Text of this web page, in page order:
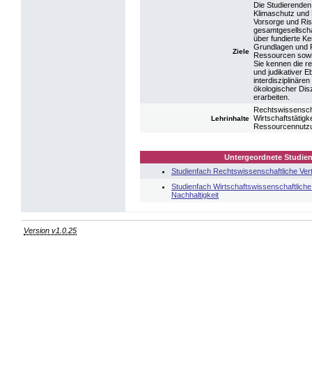
Ziele
Die
Klimaschutz und
Vorsorge und
über fundierte
Grundlagen und
Ressourcen
Sie kennen die
und judikativer
ökologischer
erarbeiten.
Lehrinhalte
Untergeordnete
Studienfach Rechtswissenschaftliche
Studienfach
Nachhaltigkeit
Version v1.0.25